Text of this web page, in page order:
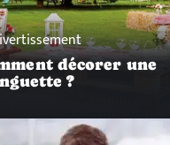
décorer une
?